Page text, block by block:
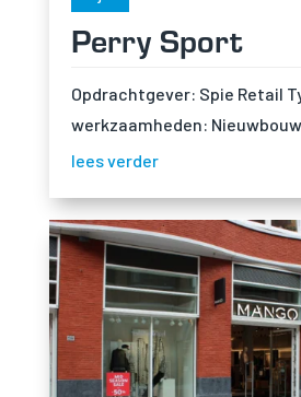
Perry Sport
Opdrachtgever: Spie Retail
werkzaamheden: Nieuwbouw
lees verder